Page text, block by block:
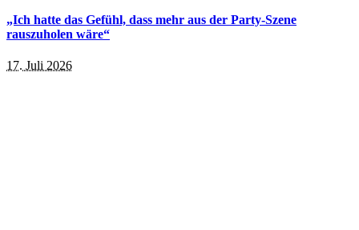
„Ich hatte das Gefühl, dass mehr aus der Party-Szene
rauszuholen wäre“
17. Juli 2026